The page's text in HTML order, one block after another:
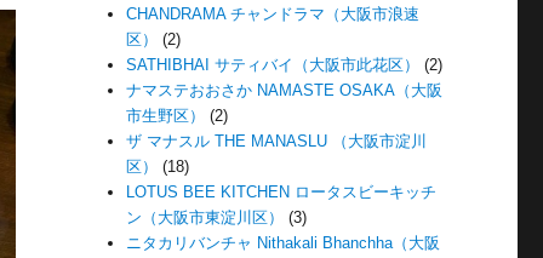
CHANDRAMA チャンドラマ（大阪市浪速
区）
(2)
SATHIBHAI サティバイ（大阪市此花区）
(2)
ナマステおおさか NAMASTE OSAKA（大阪
市生野区）
(2)
ザ マナスル THE MANASLU （大阪市淀川
区）
(18)
LOTUS BEE KITCHEN ロータスビーキッチ
ン（大阪市東淀川区）
(3)
ニタカリバンチャ Nithakali Bhanchha（大阪